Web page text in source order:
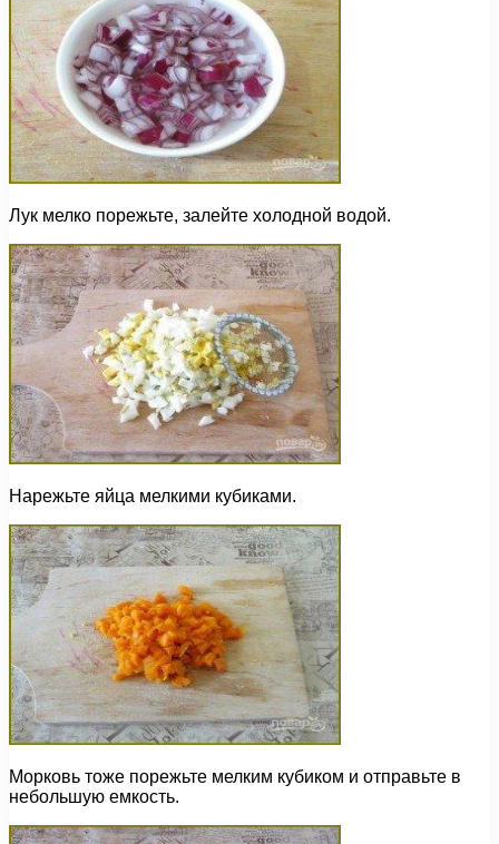
Лук мелко порежьте, залейте холодной водой.
Нарежьте яйца мелкими кубиками.
Морковь тоже порежьте мелким кубиком и отправьте в
небольшую емкость.